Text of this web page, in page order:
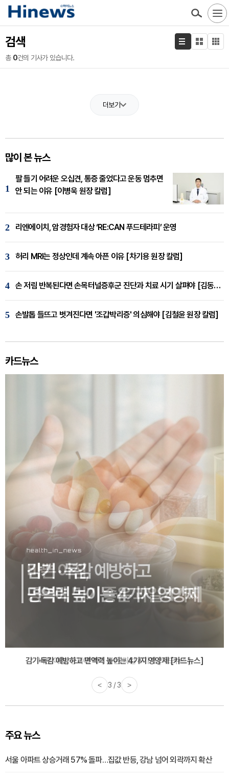
검색
총 0건의 기사가 있습니다.
더보기
많이 본 뉴스
1
팔 들기 어려운 오십견, 통증 줄었다고 운동 멈추면
안 되는 이유 [이병욱 원장 칼럼]
2 리엔에이치, 암경험자 대상 ‘RE:CAN 푸드테라피’ 운영
3 허리 MRI는 정상인데 계속 아픈 이유 [차기용 원장 칼럼]
4 손 저림 반복된다면 손목터널증후군 진단과 치료 시기 살펴야 [김동현 원장 칼럼]
5 손발톱 들뜨고 벗겨진다면 '조갑박리증' 의심해야 [김철윤 원장 칼럼]
카드뉴스
바쁜 아침, 공복에 먹기 좋은 과일 4가지 [카드뉴스]
감기·독감 예방하고 면역력 높이는 4가지 영양제 [카드뉴스]
< 3 / 3 >
주요 뉴스
서울 아파트 상승거래 57% 돌파…집값 반등, 강남 넘어 외곽까지 확산